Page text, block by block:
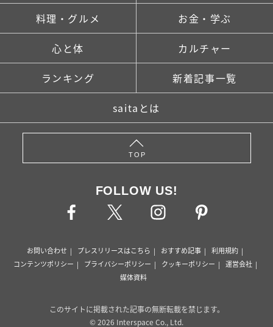
料理・グルメ お金・学ぶ
心と体 カルチャー
ランキング 新着記事一覧
saitaとは
TOP
FOLLOW US!
お問い合わせ プレスリリースはこちら おすすめ記事
利用規約
コンテンツポリシー
プライバシーポリシー クッキーポリシー
運営会社
媒体資料
このサイトに掲載された記事の無断転載を禁じます。
© 2026 Interspace Co., Ltd.